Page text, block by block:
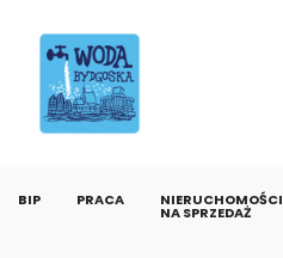
BIP PRACA NIERUCHOMOŚCI
NA SPRZEDAŻ